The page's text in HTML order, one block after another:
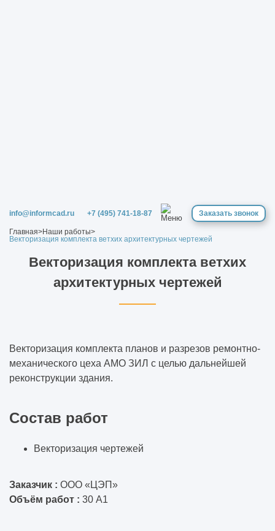
info@informcad.ru +7 (495) 741-18-87 Заказать звонок
Главная>Наши работы>
Векторизация комплекта ветхих архитектурных чертежей
Векторизация комплекта ветхих
архитектурных чертежей
Векторизация комплекта планов и разрезов ремонтно-
механического цеха АМО ЗИЛ с целью дальнейшей
реконструкции здания.
Состав работ
Векторизация чертежей
Заказчик : ООО «ЦЭП»
Объём работ : 30 А1